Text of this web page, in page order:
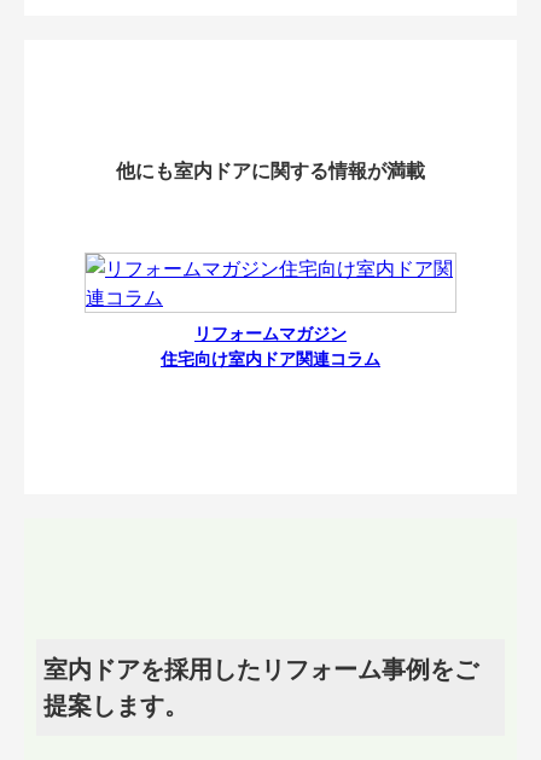
他にも室内ドアに関する情報が満載
リフォームマガジン
住宅向け室内ドア関連コラム
室内ドアを採用したリフォーム事例をご
提案します。